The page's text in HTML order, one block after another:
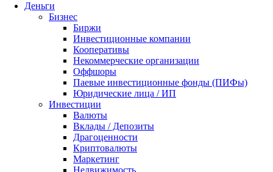
Деньги
Бизнес
Биржи
Инвестиционные компании
Кооперативы
Некоммерческие организации
Оффшоры
Паевые инвестиционные фонды (ПИФы)
Юридические лица / ИП
Инвестиции
Валюты
Вклады / Депозиты
Драгоценности
Криптовалюты
Маркетинг
Недвижимость